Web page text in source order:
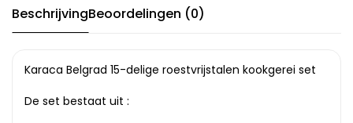
BeschrijvingBeoordelingen (0)
Karaca Belgrad 15-delige roestvrijstalen kookgerei set
De set bestaat uit :